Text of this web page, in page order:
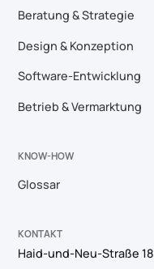
Beratung & Strategie
Design & Konzeption
Software-Entwicklung
Betrieb & Vermarktung
KNOW-HOW
Glossar
KONTAKT
Haid-und-Neu-Straße 18